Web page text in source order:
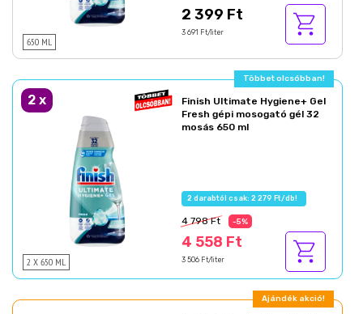
650 ML
2 399 Ft
3 691 Ft/liter
Többet olcsóbban!
2 x
2 X 650 ML
Finish Ultimate Hygiene+ Gel
Fresh gépi mosogató gél 32
mosás 650 ml
2 darabtól csak: 2 279 Ft/db!
4 798 Ft -5%
4 558 Ft
3 506 Ft/liter
Ajándék akció!